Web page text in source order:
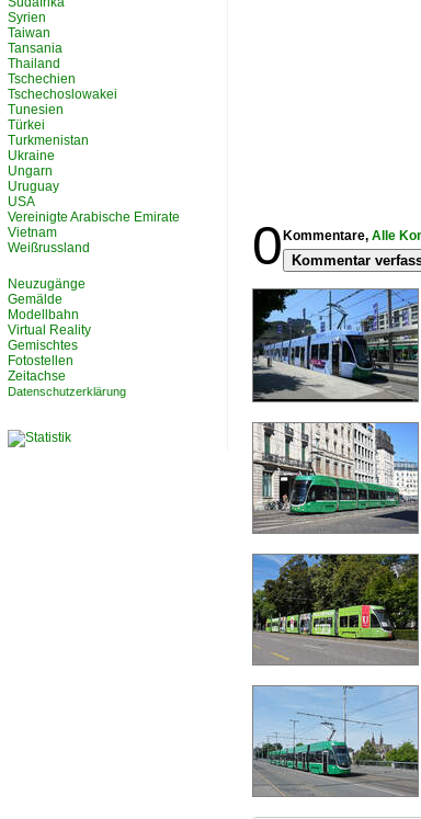
0 Kommentare, Alle
Kommentar
Syrien
Taiwan
Tansania
Thailand
Tschechien
Tschechoslowakei
Tunesien
Türkei
Turkmenistan
Ukraine
Ungarn
Uruguay
USA
Vereinigte Arabische Emirate
Vietnam
Weißrussland
Neuzugänge
Gemälde
Modellbahn
Virtual Reality
Gemischtes
Fotostellen
Zeitachse
Datenschutzerklärung